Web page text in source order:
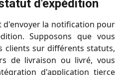
d'expédition
d'envoyer la notification pour
Supposons que vous
clients sur différents statuts,
de livraison ou livré, vous
d'application tierce